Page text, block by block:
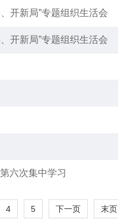
开新局”专题组织生活会
开新局”专题组织生活会
六次集中学习
4 5 下一页 末页